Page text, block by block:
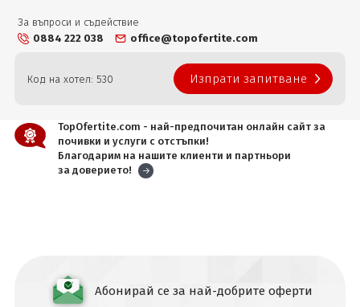
За въпроси и съдействие
0884 222 038
office@topofertite.com
Код на хотел: 530 Изпрати запитване
TopOfertite.com - най-предпочитан онлайн сайт за
почивки и услуги с отстъпки!
Благодарим на нашите клиенти и партньори
за доверието!
Абонирай се за най-добрите оферти